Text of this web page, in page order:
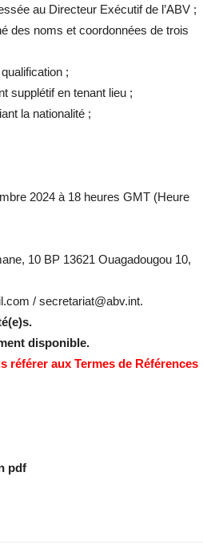
au Directeur Exécutif de l’ABV ;
des noms et coordonnées de trois
;
supplétif en tenant lieu ;
la nationalité ;
2024 à 18 heures GMT (Heure
10 BP 13621 Ouagadougou 10,
/ secretariat@abv.int.
disponible.
référer aux Termes de Références
pdf